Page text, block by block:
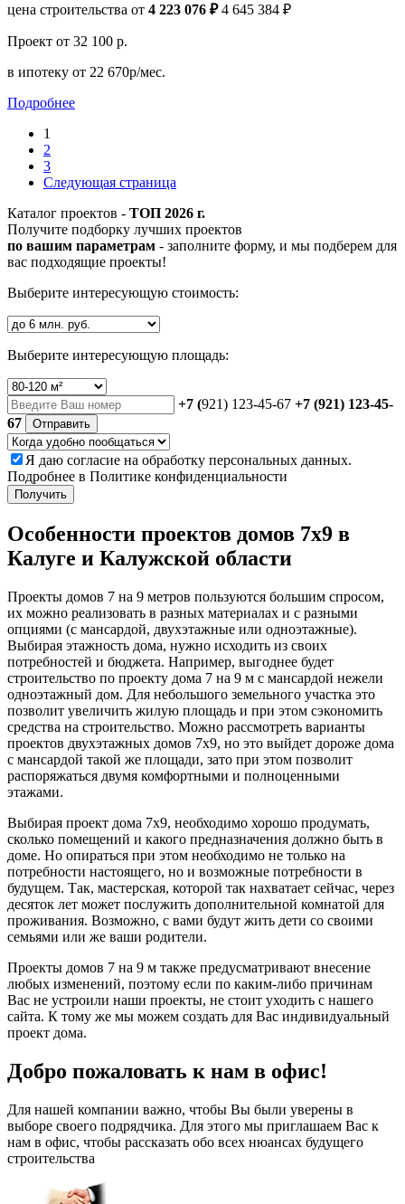
цена строительства от 4 223 076 ₽ 4 645 384 ₽
Проект от 32 100 р.
в ипотеку от 22 670р/мес.
Подробнее
1
2
3
Следующая страница
Каталог проектов - ТОП 2026 г.
Получите подборку лучших проектов
по вашим параметрам - заполните форму, и мы подберем для
вас подходящие проекты!
Выберите интересующую стоимость:
Выберите интересующую площадь:
+7 (921) 123-45-67 +7 (921) 123-45-
67
Отправить
Я даю согласие на обработку персональных данных.
Подробнее в Политике конфиденциальности
Получить
Особенности проектов домов 7х9 в
Калуге и Калужской области
Проекты домов 7 на 9 метров пользуются большим спросом,
их можно реализовать в разных материалах и с разными
опциями (с мансардой, двухэтажные или одноэтажные).
Выбирая этажность дома, нужно исходить из своих
потребностей и бюджета. Например, выгоднее будет
строительство по проекту дома 7 на 9 м с мансардой нежели
одноэтажный дом. Для небольшого земельного участка это
позволит увеличить жилую площадь и при этом сэкономить
средства на строительство. Можно рассмотреть варианты
проектов двухэтажных домов 7х9, но это выйдет дороже дома
с мансардой такой же площади, зато при этом позволит
распоряжаться двумя комфортными и полноценными
этажами.
Выбирая проект дома 7х9, необходимо хорошо продумать,
сколько помещений и какого предназначения должно быть в
доме. Но опираться при этом необходимо не только на
потребности настоящего, но и возможные потребности в
будущем. Так, мастерская, которой так нахватает сейчас, через
десяток лет может послужить дополнительной комнатой для
проживания. Возможно, с вами будут жить дети со своими
семьями или же ваши родители.
Проекты домов 7 на 9 м также предусматривают внесение
любых изменений, поэтому если по каким-либо причинам
Вас не устроили наши проекты, не стоит уходить с нашего
сайта. К тому же мы можем создать для Вас индивидуальный
проект дома.
Добро пожаловать к нам в офис!
Для нашей компании важно, чтобы Вы были уверены в
выборе своего подрядчика. Для этого мы приглашаем Вас к
нам в офис, чтобы рассказать обо всех нюансах будущего
строительства